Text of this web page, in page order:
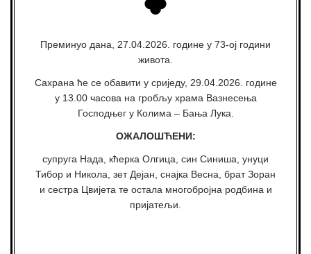
Преминуо дана, 27.04.2026. године у 73-ој години
живота.
Сахрана ће се обавити у сриједу, 29.04.2026. године
у 13.00 часова на гробљу храма Вазнесења
Господњег у Колима – Бања Лука.
ОЖАЛОШЋЕНИ:
супруга Нада, кћерка Олгица, син Синиша, унуци
Тибор и Никола, зет Дејан, снајка Весна, брат Зоран
и сестра Цвијета те остала многобројна родбина и
пријатељи.